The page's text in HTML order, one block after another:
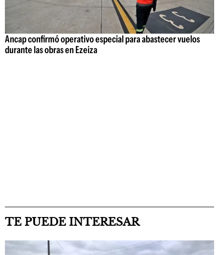
Ancap confirmó operativo especial para abastecer vuelos
durante las obras en Ezeiza
TE PUEDE INTERESAR